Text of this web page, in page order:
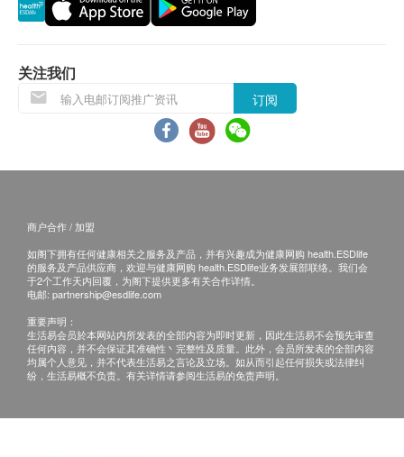
关注我们
订阅
商户合作 / 加盟
如阁下拥有任何健康相关之服务及产品，并有兴趣成为健康网购 health.ESDlife
的服务及产品供应商，欢迎与健康网购 health.ESDlife业务发展部联络。我们会
于2个工作天内回覆，为阁下提供更多有关合作详情。
电邮: partnership@esdlife.com
重要声明：
生活易会员於本网站内所发表的全部内容为即时更新，因此生活易不会预先审查
任何内容，并不会保证其准确性丶完整性及质量。此外，会员所发表的全部内容
均属个人意见，并不代表生活易之言论及立场。如从而引起任何损失或法律纠
纷，生活易概不负责。有关详情请参阅生活易的免责声明。